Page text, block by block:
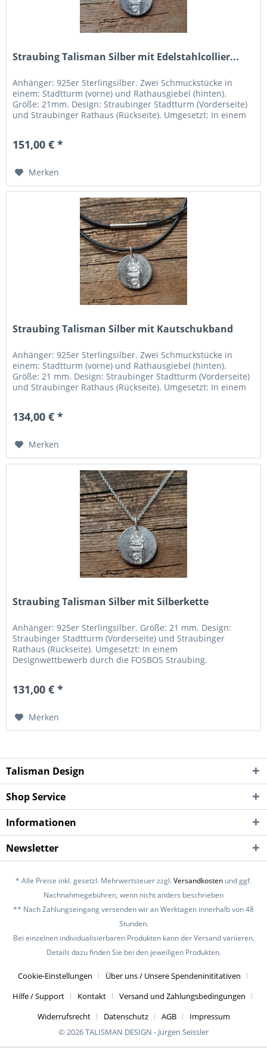
Straubing Talisman Silber mit Edelstahlcollier...
Anhänger: 925er Sterlingsilber. Zwei Schmuckstücke in
einem: Stadtturm (vorne) und Rathausgiebel (hinten).
Größe: 21mm. Design: Straubinger Stadtturm (Vorderseite)
und Straubinger Rathaus (Rückseite). Umgesetzt: In einem
„Goldstadt“). Kette: Elegantes Edelstahlcollier mit...
151,00 € *
Merken
Straubing Talisman Silber mit Kautschukband
Anhänger: 925er Sterlingsilber. Zwei Schmuckstücke in
einem: Stadtturm (vorne) und Rathausgiebel (hinten).
Größe: 21 mm. Design: Straubinger Stadtturm (Vorderseite)
und Straubinger Rathaus (Rückseite). Umgesetzt: In einem
„Goldstadt“). Kette: Schönes Kautschukband schwarz mit...
134,00 € *
Merken
Straubing Talisman Silber mit Silberkette
Anhänger: 925er Sterlingsilber. Größe: 21 mm. Design:
Straubinger Stadtturm (Vorderseite) und Straubinger
Rathaus (Rückseite). Umgesetzt: In einem
Designwettbewerb durch die FOSBOS Straubing.
45 cm. Material: 925er Silber. Inklusive schönem
131,00 € *
Merken
Talisman Design
Shop Service
Informationen
Newsletter
* Alle Preise inkl. gesetzl. Mehrwertsteuer zzgl.Versandkosten und ggf.
Nachnahmegebühren, wenn nicht anders beschrieben
** Nach Zahlungseingang versenden wir an Werktagen innerhalb von 48
Stunden.
Bei einzelnen individualisierbaren Produkten kann der Versand variieren.
Details dazu finden Sie bei den jeweiligen Produkten.
Cookie-Einstellungen
Über uns / Unsere Spendeninititativen
Hilfe / Support
Kontakt
Versand und Zahlungsbedingungen
Widerrufsrecht
Datenschutz AGB
Impressum
© 2026 TALISMAN DESIGN - Jürgen Seissler